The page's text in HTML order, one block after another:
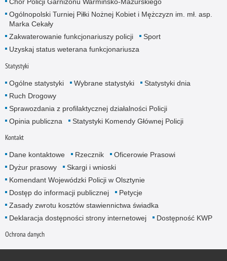
Chór Policji Garnizonu Warmińsko-Mazurskiego
Ogólnopolski Turniej Piłki Nożnej Kobiet i Mężczyzn im. mł. asp.
Marka Cekały
Zakwaterowanie funkcjonariuszy policji
Sport
Uzyskaj status weterana funkcjonariusza
Statystyki
Ogólne statystyki Wybrane statystyki
Statystyki dnia
Ruch Drogowy
Sprawozdania z profilaktycznej działalności Policji
Opinia publiczna
Statystyki Komendy Głównej Policji
Kontakt
Dane kontaktowe Rzecznik
Oficerowie Prasowi
Dyżur prasowy
Skargi i wnioski
Komendant Wojewódzki Policji w Olsztynie
Dostęp do informacji publicznej
Petycje
Zasady zwrotu kosztów stawiennictwa świadka
Deklaracja dostępności strony internetowej
Dostępność KWP
Ochrona danych